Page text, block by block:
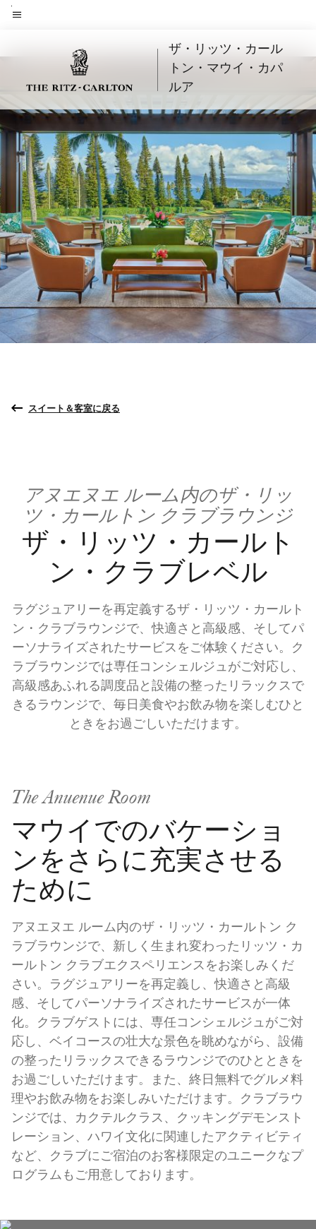
Skip
ザ・リッツ・カール
トン・マウイ・カパ
ルア
スイート＆客室に戻る
アヌエヌエ ルーム内のザ・リッ
ツ・カールトン クラブラウンジ
ザ・リッツ・カールト
ン・クラブレベル
ラグジュアリーを再定義するザ・リッツ・カールト
ン・クラブラウンジで、快適さと高級感、そしてパ
ーソナライズされたサービスをご体験ください。ク
ラブラウンジでは専任コンシェルジュがご対応し、
高級感あふれる調度品と設備の整ったリラックスで
きるラウンジで、毎日美食やお飲み物を楽しむひと
ときをお過ごしいただけます。
The Anuenue Room
マウイでのバケーショ
ンをさらに充実させる
ために
アヌエヌエ ルーム内のザ・リッツ・カールトン ク
ラブラウンジで、新しく生まれ変わったリッツ・カ
ールトン クラブエクスペリエンスをお楽しみくだ
さい。ラグジュアリーを再定義し、快適さと高級
感、そしてパーソナライズされたサービスが一体
化。クラブゲストには、専任コンシェルジュがご対
応し、ベイコースの壮大な景色を眺めながら、設備
の整ったリラックスできるラウンジでのひとときを
お過ごしいただけます。また、終日無料でグルメ料
理やお飲み物をお楽しみいただけます。クラブラウ
ンジでは、カクテルクラス、クッキングデモンスト
レーション、ハワイ文化に関連したアクティビティ
など、クラブにご宿泊のお客様限定のユニークなプ
ログラムもご用意しております。